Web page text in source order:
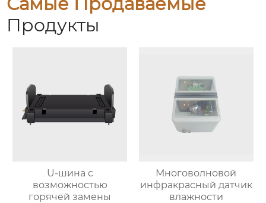
Продукты
U-шина с
возможностью
горячей замены
Многоволновой
инфракрасный датчик
влажности